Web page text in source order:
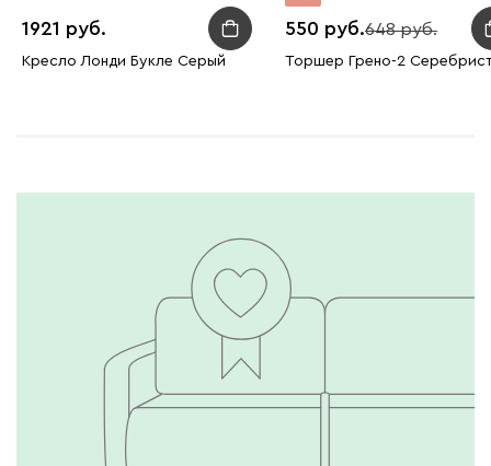
1921
Кресло Лонди Букле Серый
550 648
Торшер Грено-2